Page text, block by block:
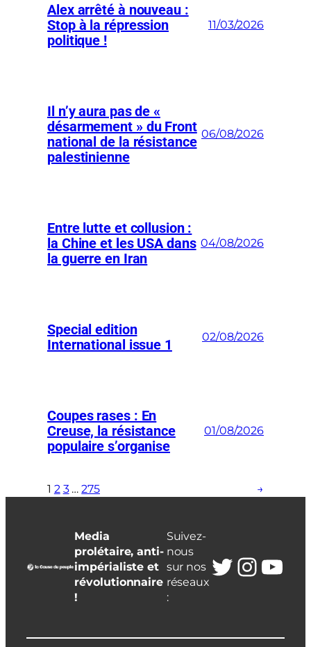
Alex arrêté à nouveau :
Stop à la répression
politique !
11/03/2026
Il n’y aura pas de «
désarmement » du Front
national de la résistance
palestinienne
06/08/2026
Entre lutte et collusion :
la Chine et les USA dans
la guerre en Iran
04/08/2026
Special edition
International issue 1
02/08/2026
Coupes rases : En
Creuse, la résistance
populaire s’organise
01/08/2026
1 2 3 … 275 →
Media
prolétaire, anti-
impérialiste et
révolutionnaire
!
Suivez-
nous
sur nos
réseaux
:
Twitter